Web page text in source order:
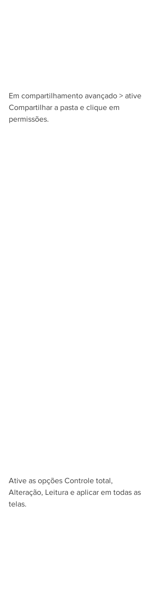
Em compartilhamento avançado > ative
Compartilhar a pasta e clique em
permissões.
Ative as opções Controle total,
Alteração, Leitura e aplicar em todas as
telas.